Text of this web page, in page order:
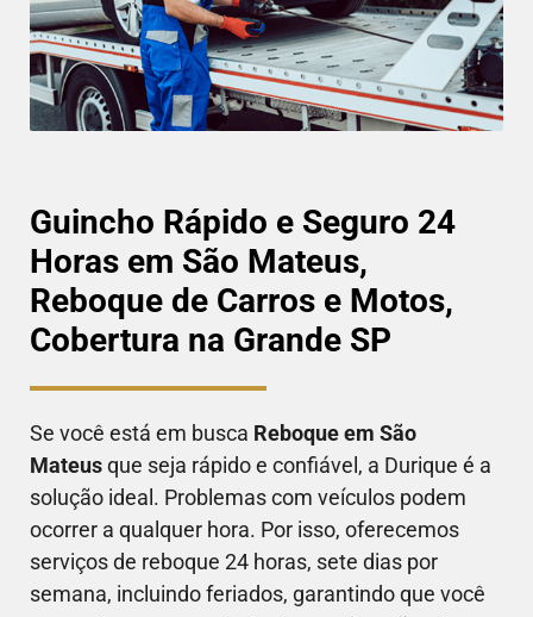
Guincho Rápido e Seguro 24
Horas em São Mateus,
Reboque de Carros e Motos,
Cobertura na Grande SP
Se você está em busca Reboque em São
Mateusque seja rápido e confiável, a Durique é a
solução ideal. Problemas com veículos podem
ocorrer a qualquer hora. Por isso, oferecemos
serviços de reboque 24 horas, sete dias por
semana, incluindo feriados, garantindo que você